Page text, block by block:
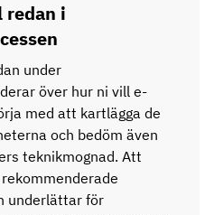
redan i
under
över hur ni vill e-
med att kartlägga de
och bedöm även
teknikmognad. Att
underlättar för